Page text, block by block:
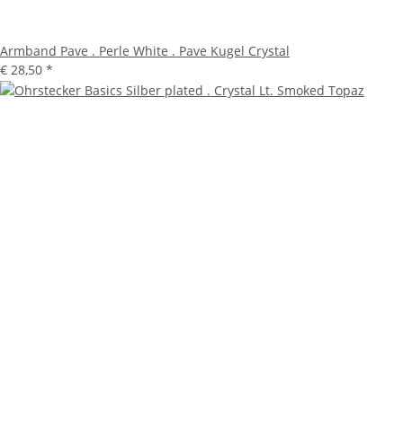
Armband Pave . Perle White . Pave Kugel Crystal
€ 28,50 *